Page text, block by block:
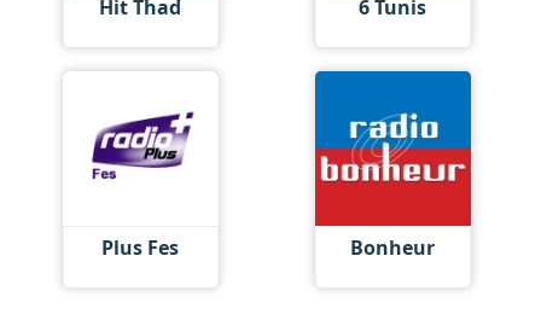
Hit Thad 6 Tunis
Plus Fes Bonheur